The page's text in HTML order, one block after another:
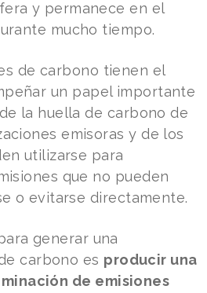
y permanece en el
mucho tiempo.
de carbono tienen el
un papel importante
la huella de carbono de
emisoras y de los
utilizarse para
que no pueden
o evitarse directamente.
generar una
carbono es producir una
de emisiones